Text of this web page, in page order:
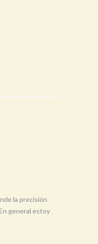
la precisión
general estoy